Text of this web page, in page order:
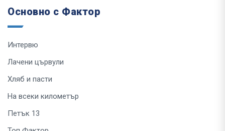
Основно с Фактор
Интервю
Лачени цървули
Хляб и пасти
На всеки километър
Петък 13